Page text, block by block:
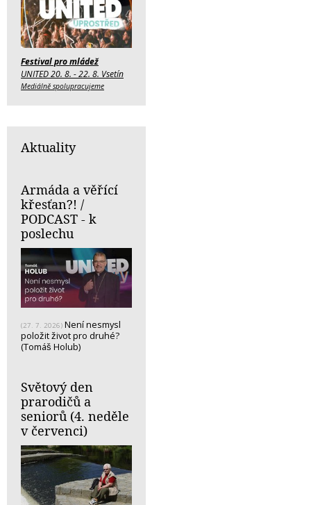
Festival pro mládež
UNITED 20. 8. - 22. 8. Vsetín
Mediálně spolupracujeme
Aktuality
Armáda a věřící
křesťan?! /
PODCAST - k
poslechu
(27. 7. 2026) Není nesmysl
položit život pro druhé?
(Tomáš Holub)
Světový den
prarodičů a
seniorů (4. neděle
v červenci)